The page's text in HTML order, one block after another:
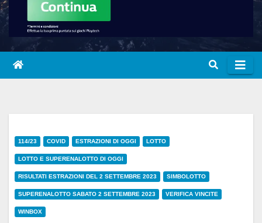
114/23 COVID ESTRAZIONI DI OGGI LOTTO
LOTTO E SUPERENALOTTO DI OGGI
RISULTATI ESTRAZIONI DEL 2 SETTEMBRE 2023 SIMBOLOTTO
SUPERENALOTTO SABATO 2 SETTEMBRE 2023 VERIFICA VINCITE
WINBOX